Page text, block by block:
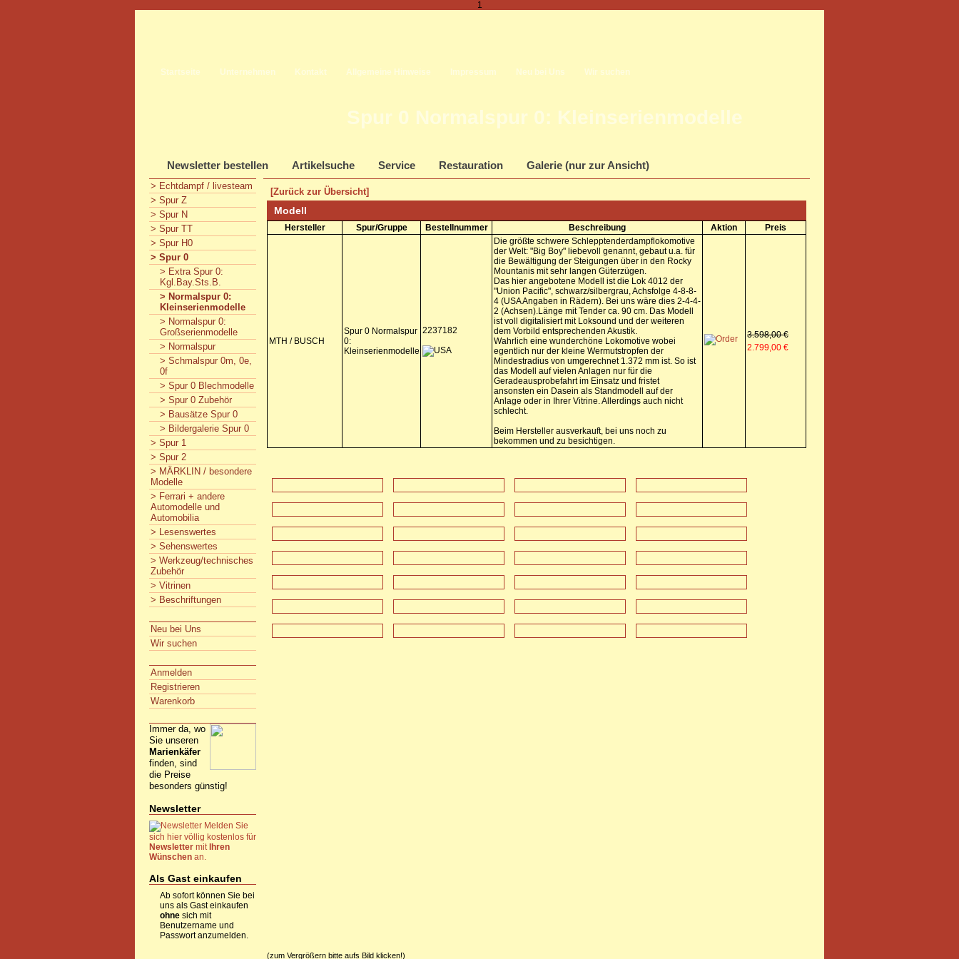
1
Startseite Unternehmen Kontakt Allgemeine Hinweise Impressum Neu bei Uns Wir suchen
Spur 0 Normalspur 0: Kleinserienmodelle
Newsletter bestellen Artikelsuche Service Restauration Galerie (nur zur Ansicht)
> Echtdampf / livesteam
> Spur Z
> Spur N
> Spur TT
> Spur H0
> Spur 0
> Extra Spur 0:
Kgl.Bay.Sts.B.
> Normalspur 0:
Kleinserienmodelle
> Normalspur 0:
Großserienmodelle
> Normalspur
> Schmalspur 0m, 0e,
0f
> Spur 0 Blechmodelle
> Spur 0 Zubehör
> Bausätze Spur 0
> Bildergalerie Spur 0
> Spur 1
> Spur 2
> MÄRKLIN / besondere
Modelle
> Ferrari + andere
Automodelle und
Automobilia
> Lesenswertes
> Sehenswertes
> Werkzeug/technisches
Zubehör
> Vitrinen
> Beschriftungen
Neu bei Uns
Wir suchen
Anmelden
Registrieren
Warenkorb
Immer da, wo
Sie unseren
Marienkäfer
finden, sind
die Preise
besonders günstig!
Newsletter
Melden Sie
sich hier völlig kostenlos für
Newsletter mit Ihren
Wünschen an.
Als Gast einkaufen
Ab sofort können Sie bei
uns als Gast einkaufen
ohne sich mit
Benutzername und
Passwort anzumelden.
[Zurück zur Übersicht]
Modell
Hersteller Spur/Gruppe Bestellnummer Beschreibung Aktion Preis
MTH / BUSCH
Spur 0 Normalspur
0:
Kleinserienmodelle
2237182
Die größte schwere Schlepptenderdampflokomotive
der Welt: "Big Boy" liebevoll genannt, gebaut u.a. für
die Bewältigung der Steigungen über in den Rocky
Mountanis mit sehr langen Güterzügen.
Das hier angebotene Modell ist die Lok 4012 der
"Union Pacific", schwarz/silbergrau, Achsfolge 4-8-8-
4 (USA Angaben in Rädern). Bei uns wäre dies 2-4-4-
2 (Achsen).Länge mit Tender ca. 90 cm. Das Modell
ist voll digitalisiert mit Loksound und der weiteren
dem Vorbild entsprechenden Akustik.
Wahrlich eine wunderchöne Lokomotive wobei
egentlich nur der kleine Wermutstropfen der
Mindestradius von umgerechnet 1.372 mm ist. So ist
das Modell auf vielen Anlagen nur für die
Geradeausprobefahrt im Einsatz und fristet
ansonsten ein Dasein als Standmodell auf der
Anlage oder in Ihrer Vitrine. Allerdings auch nicht
schlecht.
Beim Hersteller ausverkauft, bei uns noch zu
bekommen und zu besichtigen.
3.598,00 €
2.799,00 €
(zum Vergrößern bitte aufs Bild klicken!)